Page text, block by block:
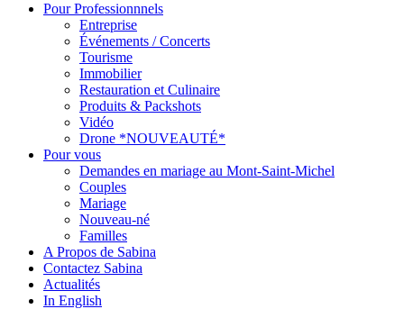
newnew
window
new
window
new
window
Pour Professionnnels
Entreprise
Événements / Concerts
Tourisme
Immobilier
Restauration et Culinaire
Produits & Packshots
Vidéo
Drone *NOUVEAUTÉ*
Pour vous
Demandes en mariage au Mont-Saint-Michel
Couples
Mariage
Nouveau-né
Familles
A Propos de Sabina
Contactez Sabina
Actualités
In English